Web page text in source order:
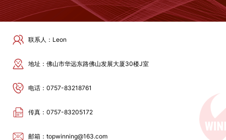
联系人：Leon
地址：佛山市华远东路佛山发展大厦30楼J室
电话：0757-83218761
传真：0757-83205172
邮箱：topwinning@163.com